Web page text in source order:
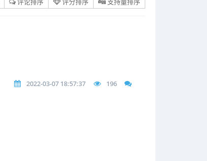
2022-03-07 18:57:37 196